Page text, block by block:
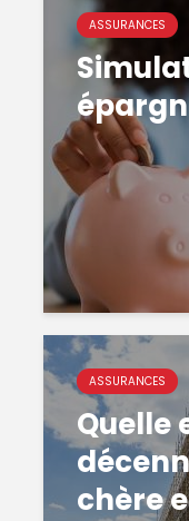
ASSURANCES
ASSURANCES
Quelle
chère